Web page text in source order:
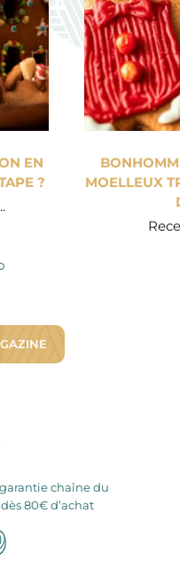
EN
?
MOELLEUX
chaîne du
80€ d’achat